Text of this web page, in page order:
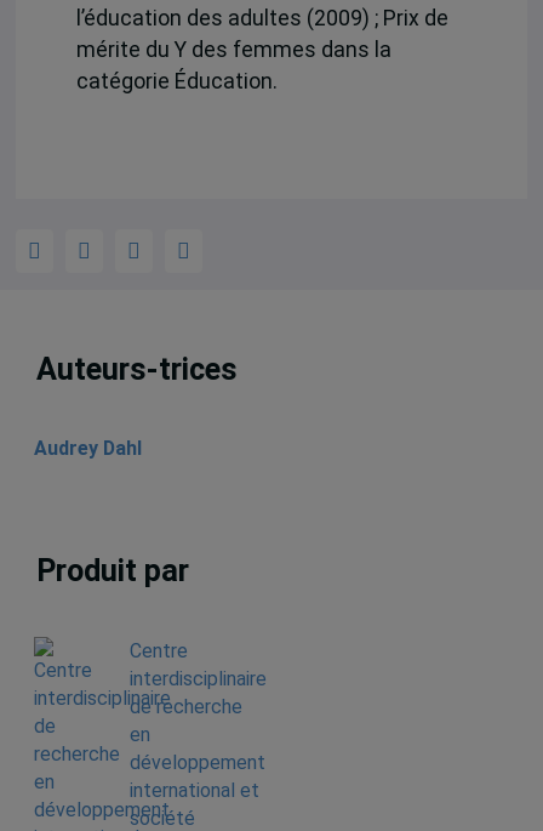
l’éducation des adultes (2009) ; Prix de
mérite du Y des femmes dans la
catégorie Éducation.
Auteurs-trices
Audrey Dahl
Produit par
Centre
interdisciplinaire
de recherche
en
développement
international et
société